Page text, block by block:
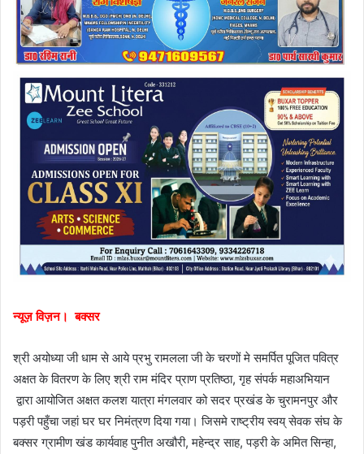
न्यूज़ विज़न। बक्सर
श्री अयोध्या जी धाम से आये प्रभु रामलला जी के चरणों मे समर्पित पूजित पवित्र
अक्षत के वितरण के लिए श्री राम मंदिर प्राण प्रतिष्ठा, गृह संपर्क महाअभियान
द्वारा आयोजित अक्षत कलश यात्रा मंगलवार को सदर प्रखंड के चुरामनपुर और
पड़री पहुँचा जहां घर घर निमंत्रण दिया गया। जिसमे राष्ट्रीय स्वय् सेवक संघ के
बक्सर ग्रामीण खंड कार्यवाह पुनीत अखौरी, महेन्द्र साह, पड़री के अमित सिन्हा,